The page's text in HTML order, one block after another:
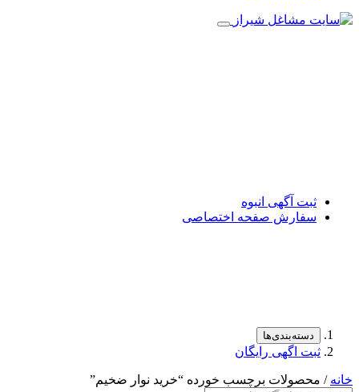
ثبت آگهی انبوه
سفارش صفحه اختصاصی
دسته‌بندی‌ها
ثبت اگهی رایگان
خانه / محصولات برچسب خورده “خرید نوار ضخيم”